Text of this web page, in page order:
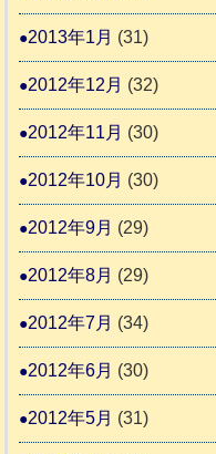
2013年1月 (31)
2012年12月 (32)
2012年11月 (30)
2012年10月 (30)
2012年9月 (29)
2012年8月 (29)
2012年7月 (34)
2012年6月 (30)
2012年5月 (31)